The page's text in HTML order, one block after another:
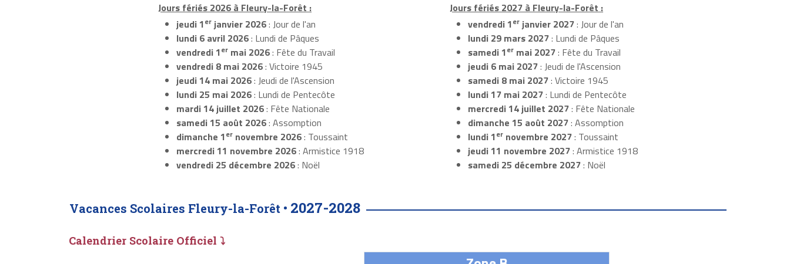
Jours fériés 2026 à Fleury-la-Forêt :
jeudi 1erjanvier 2026: Jour de l'an
lundi 6 avril 2026: Lundi de Pâques
vendredi 1ermai 2026: Fête du Travail
vendredi 8 mai 2026: Victoire 1945
jeudi 14 mai 2026: Jeudi de l'Ascension
lundi 25 mai 2026: Lundi de Pentecôte
mardi 14 juillet 2026: Fête Nationale
samedi 15 août 2026: Assomption
dimanche 1ernovembre 2026: Toussaint
mercredi 11 novembre 2026: Armistice 1918
vendredi 25 décembre 2026: Noël
Jours fériés 2027 à Fleury-la-Forêt :
vendredi 1erjanvier 2027: Jour de l'an
lundi 29 mars 2027: Lundi de Pâques
samedi 1ermai 2027: Fête du Travail
jeudi 6 mai 2027: Jeudi de l'Ascension
samedi 8 mai 2027: Victoire 1945
lundi 17 mai 2027: Lundi de Pentecôte
mercredi 14 juillet 2027: Fête Nationale
dimanche 15 août 2027: Assomption
lundi 1ernovembre 2027: Toussaint
jeudi 11 novembre 2027: Armistice 1918
samedi 25 décembre 2027: Noël
Vacances Scolaires Fleury-la-Forêt • 2027-2028
Calendrier Scolaire Officiel ⤵